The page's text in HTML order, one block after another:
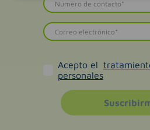
Acepto el
personales